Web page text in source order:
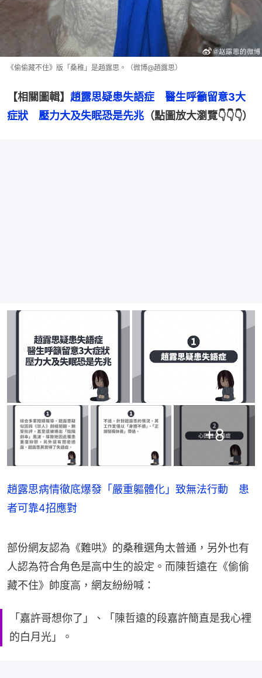
《偷偷藏不住》版「桑稚」是趙露思。（微博@趙露思）
【相關圖輯】 趙露思疑患失語症　醫生呼籲留意3大
症狀　壓力大及失眠恐是先兆 （點圖放大瀏覽👇👇👇）
+8
趙露思病情徹底爆發「嚴重軀體化」致無法行動 患
者可靠4招應對
部份網友認為《難哄》的桑稚選角太普通，另外也有
人認為符合角色是高中生的設定。而陳哲遠在《偷偷
藏不住》帥度高，網友紛紛喊：
「嘉許哥想你了」、「陳哲遠的段嘉許簡直是我心裡
的白月光」。